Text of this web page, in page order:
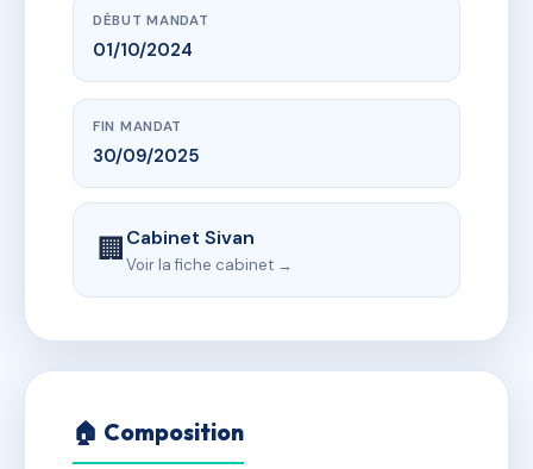
DÉBUT MANDAT
01/10/2024
FIN MANDAT
30/09/2025
🏢Cabinet Sivan
Voir la fiche cabinet →
🏠 Composition